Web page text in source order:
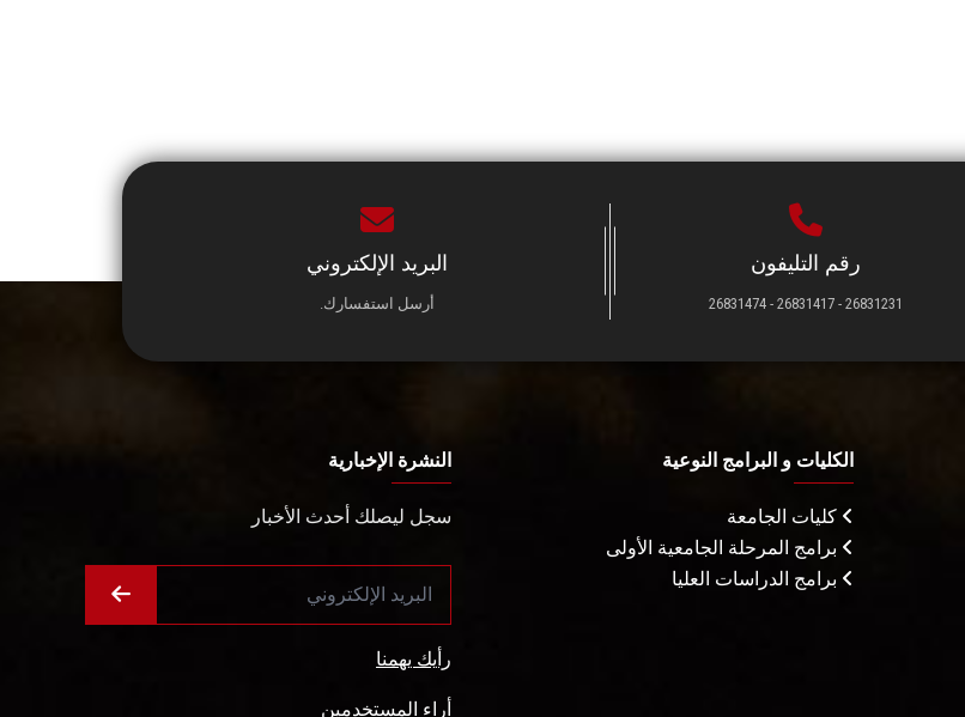
رقم التليفون
26831231 - 26831417 - 26831474
البريد الإلكتروني
أرسل استفسارك.
الكليات و البرامج النوعية
كليات الجامعة
برامج المرحلة الجامعية الأولى
برامج الدراسات العليا
النشرة الإخبارية
سجل ليصلك أحدث الأخبار
رأيك يهمنا
أراء المستخدمين